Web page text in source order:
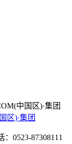
中国区)·集团
区)·集团
0523-87308111